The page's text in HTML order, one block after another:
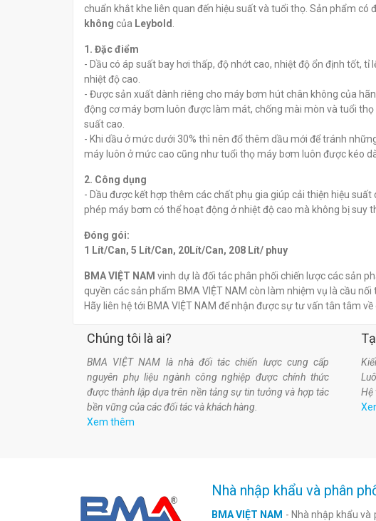
chuẩn khắt khe liên quan đến hiệu suất và tuổi thọ. Sản phẩm có
không của Leybold
1. Đặc điểm
- Dầu có áp suất bay hơi thấp, độ nhớt cao, nhiệt độ ổn định tốt,
nhiệt độ cao.
- Được sản xuất dành riêng cho máy bơm hút chân không của
động cơ máy bơm luôn được làm mát, chống mài mòn và tuổi
suất cao.
- Khi dầu ở mức dưới 30% thì nên đổ thêm dầu mới để tránh
máy luôn ở mức cao cũng như tuổi thọ máy bơm luôn được kéo
2. Công dụng
- Dầu được kết hợp thêm các chất phụ gia giúp cải thiện hiệu
phép máy bơm có thể hoạt động ở nhiệt độ cao mà không bị suy
Đóng gói:
1 Lít/Can, 5 Lít/Can, 20Lít/Can, 208 Lít/ phuy
BMA VIỆT NAM vinh dự là đối tác phân phối chiến lược các sản
quyền các sản phẩm BMA VIỆT NAM còn làm nhiệm vụ là cầu
Hãy liên hệ tới BMA VIỆT NAM để nhận được sự tư vấn tân tâm về
Chúng tôi là ai?
BMA VIỆT NAM là nhà đối tác chiến lược cung cấp
nguyên phụ liệu ngành công nghiệp được chính thức
được thành lập dựa trên nền tảng sự tin tưởng và hợp tác
bền vững của các đối tác và khách hàng.
Xem thêm
Hệ
Nhà nhập khẩu và phân
BMA VIỆT NAM - Nhà nhập khẩu và